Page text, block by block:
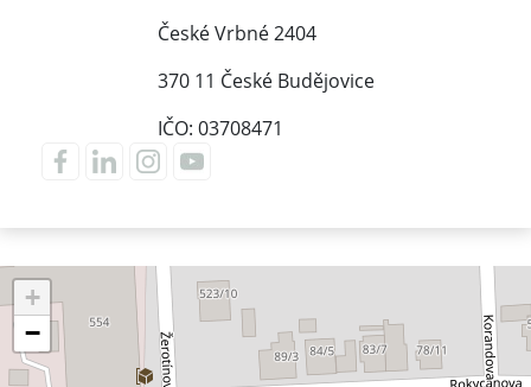
České Vrbné 2404
370 11 České Budějovice
IČO: 03708471
+
−